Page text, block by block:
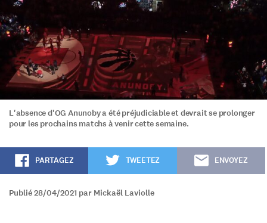
L'absence d'OG Anunoby a été préjudiciable et devrait se prolonger
pour les prochains matchs à venir cette semaine.
PARTAGEZ TWEETEZ ENVOYEZ
Publié 28/04/2021 par Mickaël Laviolle